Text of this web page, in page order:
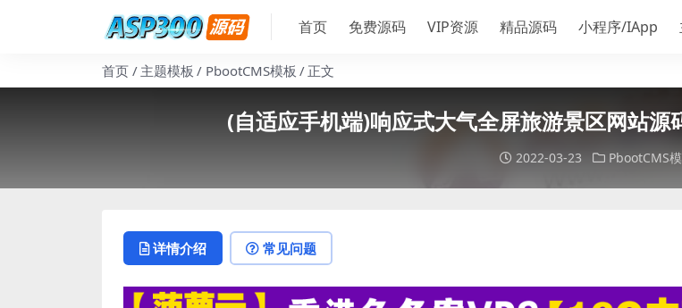
首页 免费源码 VIP资源 精品源码 小程序/IApp
首页 主题模板 PbootCMS模板 正文
(自适应手机端)响应式大气全屏旅游景区网站
2022-03-23 PbootCMS
详情介绍 常见问题